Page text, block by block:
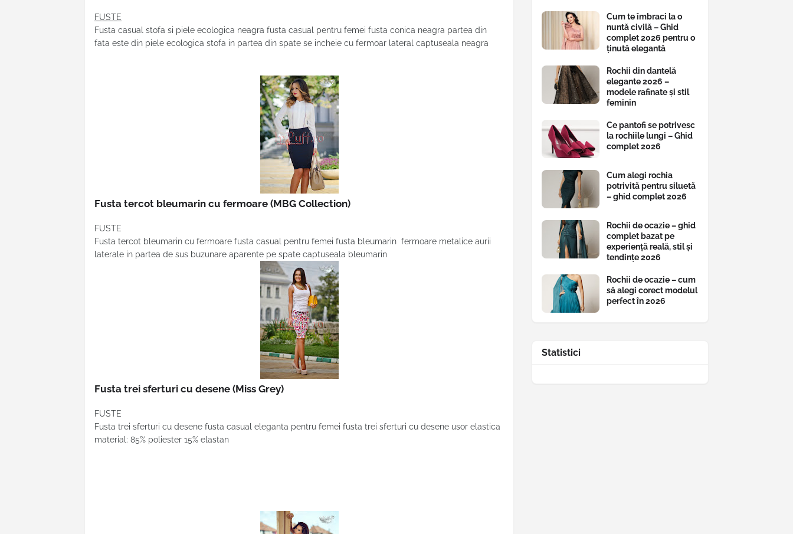
FUSTE
Fusta casual stofa si piele ecologica neagra fusta casual pentru femei fusta conica neagra partea din
fata este din piele ecologica stofa in partea din spate se incheie cu fermoar lateral captuseala neagra
Fusta tercot bleumarin cu fermoare (MBG Collection)
FUSTE
Fusta tercot bleumarin cu fermoare fusta casual pentru femei fusta bleumarin fermoare metalice aurii
laterale in partea de sus buzunare aparente pe spate captuseala bleumarin
Fusta trei sferturi cu desene (Miss Grey)
FUSTE
Fusta trei sferturi cu desene fusta casual eleganta pentru femei fusta trei sferturi cu desene usor elastica
material: 85% poliester 15% elastan
Cum te îmbraci la o
nuntă civilă – Ghid
complet 2026 pentru o
ținută elegantă
Rochii din dantelă
elegante 2026 –
modele rafinate și stil
feminin
Ce pantofi se potrivesc
la rochiile lungi – Ghid
complet 2026
Cum alegi rochia
potrivită pentru siluetă
– ghid complet 2026
Rochii de ocazie – ghid
complet bazat pe
experiență reală, stil și
tendințe 2026
Rochii de ocazie – cum
să alegi corect modelul
perfect în 2026
Statistici